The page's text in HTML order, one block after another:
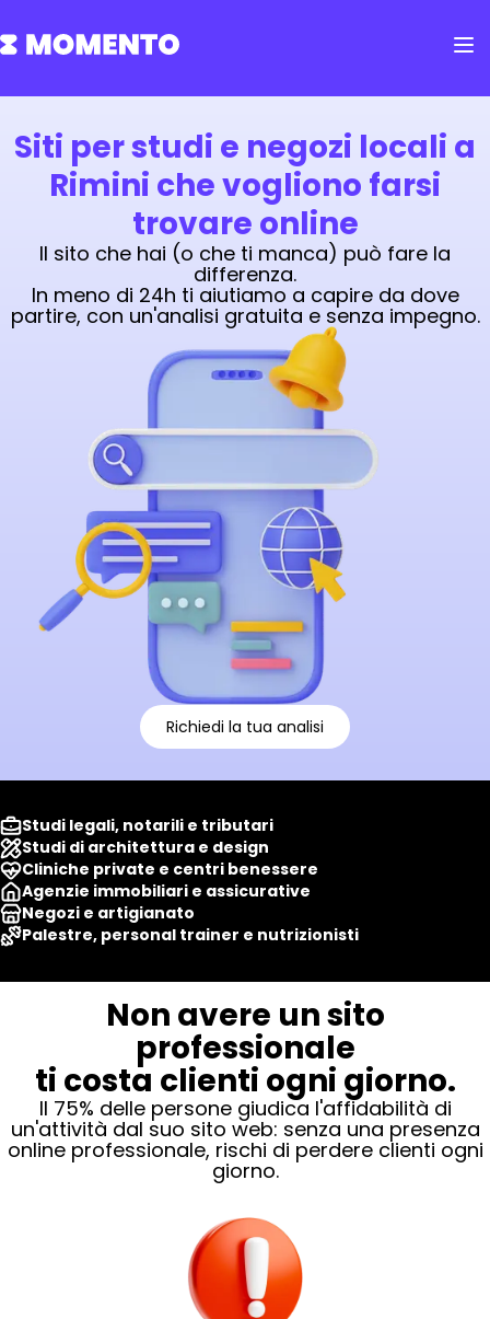
Siti per studi e negozi locali a
Rimini che vogliono farsi
trovare online
Il sito che hai (o che ti manca) può fare la
differenza.
In meno di 24h ti aiutiamo a capire da dove
partire, con un'analisi gratuita e senza impegno.
Richiedi la tua analisi
Studi legali, notarili e tributari
Studi di architettura e design
Cliniche private e centri benessere
Agenzie immobiliari e assicurative
Negozi e artigianato
Palestre, personal trainer e nutrizionisti
Non avere un sito
professionale
ti costa clienti ogni giorno.
Il 75% delle persone giudica l'affidabilità di
un'attività dal suo sito web: senza una presenza
online professionale, rischi di perdere clienti ogni
giorno.